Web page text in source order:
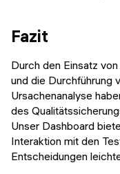
Fazit
Durch den Einsatz
und die Durchführung
Ursachenanalyse
des
Unser Dashboard
Interaktion mit den
Entscheidungen